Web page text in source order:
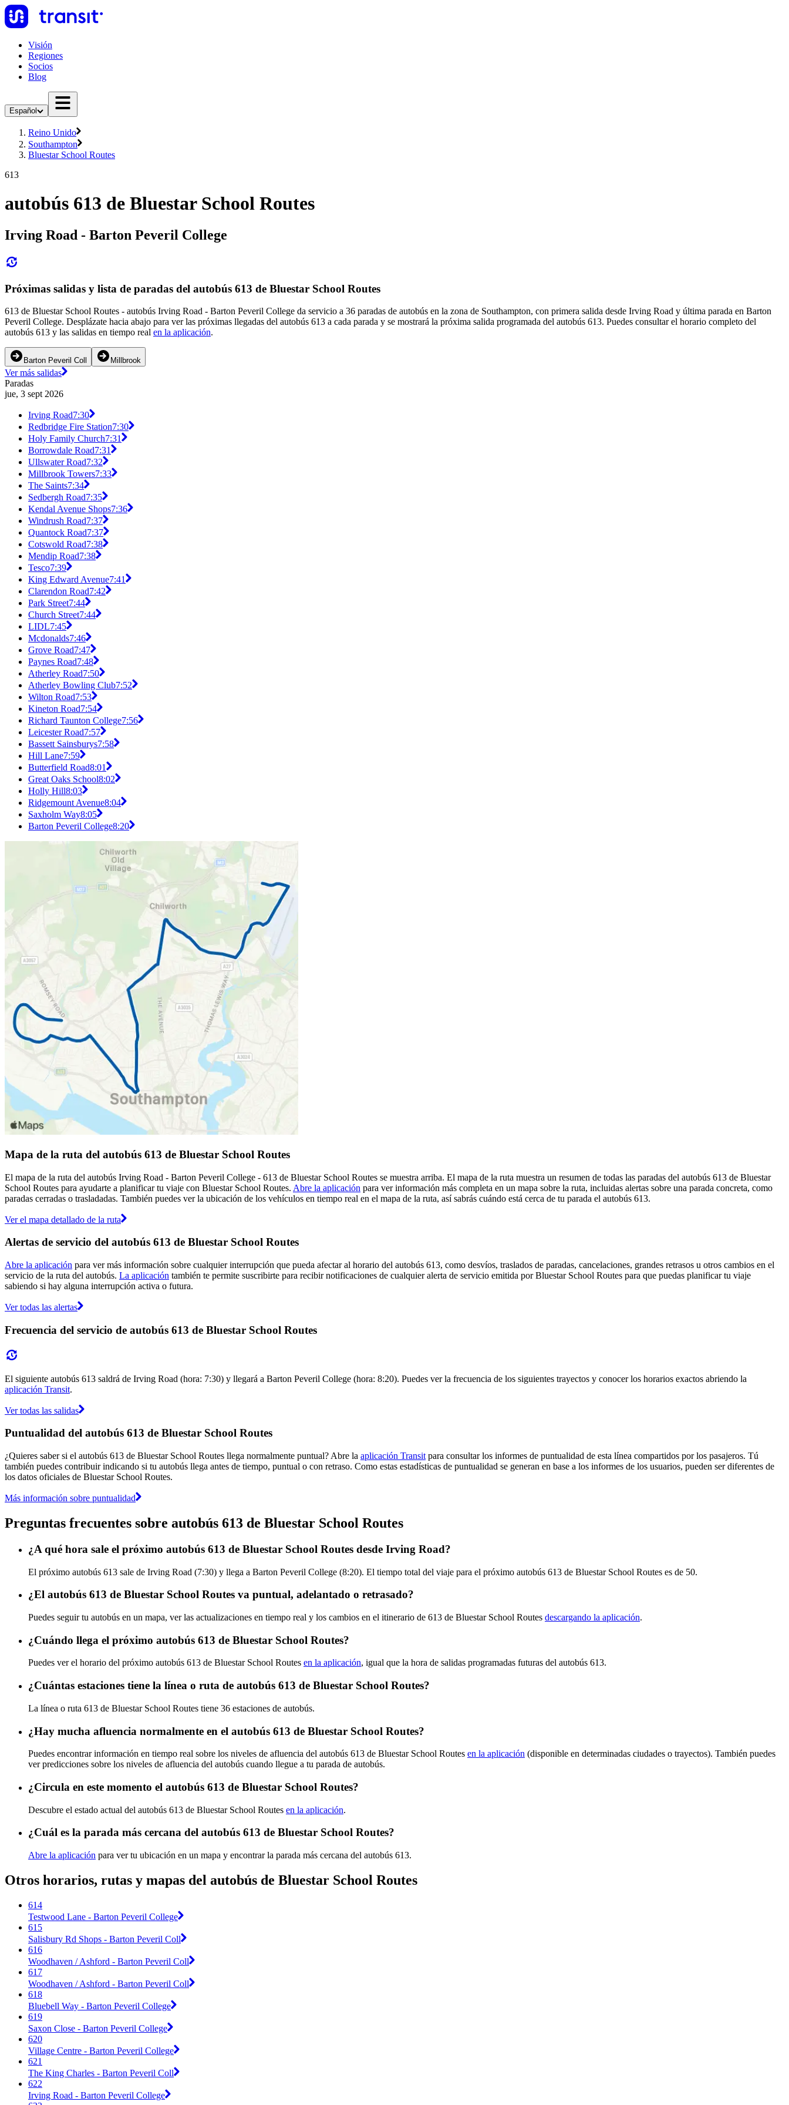
Visión
Regiones
Socios
Blog
Español
Reino Unido
Southampton
Bluestar School Routes
613
autobús 613 de Bluestar School Routes
Irving Road - Barton Peveril College
Próximas salidas y lista de paradas del autobús 613 de Bluestar School Routes
613 de Bluestar School Routes - autobús Irving Road - Barton Peveril College da servicio a 36 paradas de autobús en la zona de Southampton, con primera salida desde Irving Road y última parada en Barton
Peveril College. Desplázate hacia abajo para ver las próximas llegadas del autobús 613 a cada parada y se mostrará la próxima salida programada del autobús 613. Puedes consultar el horario completo del
autobús 613 y las salidas en tiempo real en la aplicación.
Barton Peveril Coll Millbrook
Ver más salidas
Paradas
jue, 3 sept 2026
Irving Road7:30
Redbridge Fire Station7:30
Holy Family Church7:31
Borrowdale Road7:31
Ullswater Road7:32
Millbrook Towers7:33
The Saints7:34
Sedbergh Road7:35
Kendal Avenue Shops7:36
Windrush Road7:37
Quantock Road7:37
Cotswold Road7:38
Mendip Road7:38
Tesco7:39
King Edward Avenue7:41
Clarendon Road7:42
Park Street7:44
Church Street7:44
LIDL7:45
Mcdonalds7:46
Grove Road7:47
Paynes Road7:48
Atherley Road7:50
Atherley Bowling Club7:52
Wilton Road7:53
Kineton Road7:54
Richard Taunton College7:56
Leicester Road7:57
Bassett Sainsburys7:58
Hill Lane7:59
Butterfield Road8:01
Great Oaks School8:02
Holly Hill8:03
Ridgemount Avenue8:04
Saxholm Way8:05
Barton Peveril College8:20
Mapa de la ruta del autobús 613 de Bluestar School Routes
El mapa de la ruta del autobús Irving Road - Barton Peveril College - 613 de Bluestar School Routes se muestra arriba. El mapa de la ruta muestra un resumen de todas las paradas del autobús 613 de Bluestar
School Routes para ayudarte a planificar tu viaje con Bluestar School Routes. Abre la aplicación para ver información más completa en un mapa sobre la ruta, incluidas alertas sobre una parada concreta, como
paradas cerradas o trasladadas. También puedes ver la ubicación de los vehículos en tiempo real en el mapa de la ruta, así sabrás cuándo está cerca de tu parada el autobús 613.
Ver el mapa detallado de la ruta
Alertas de servicio del autobús 613 de Bluestar School Routes
Abre la aplicación para ver más información sobre cualquier interrupción que pueda afectar al horario del autobús 613, como desvíos, traslados de paradas, cancelaciones, grandes retrasos u otros cambios en el
servicio de la ruta del autobús. La aplicación también te permite suscribirte para recibir notificaciones de cualquier alerta de servicio emitida por Bluestar School Routes para que puedas planificar tu viaje
sabiendo si hay alguna interrupción activa o futura.
Ver todas las alertas
Frecuencia del servicio de autobús 613 de Bluestar School Routes
El siguiente autobús 613 saldrá de Irving Road (hora: 7:30) y llegará a Barton Peveril College (hora: 8:20). Puedes ver la frecuencia de los siguientes trayectos y conocer los horarios exactos abriendo la
aplicación Transit.
Ver todas las salidas
Puntualidad del autobús 613 de Bluestar School Routes
¿Quieres saber si el autobús 613 de Bluestar School Routes llega normalmente puntual? Abre la aplicación Transit para consultar los informes de puntualidad de esta línea compartidos por los pasajeros. Tú
también puedes contribuir indicando si tu autobús llega antes de tiempo, puntual o con retraso. Como estas estadísticas de puntualidad se generan en base a los informes de los usuarios, pueden ser diferentes de
los datos oficiales de Bluestar School Routes.
Más información sobre puntualidad
Preguntas frecuentes sobre autobús 613 de Bluestar School Routes
¿A qué hora sale el próximo autobús 613 de Bluestar School Routes desde Irving Road?
El próximo autobús 613 sale de Irving Road (7:30) y llega a Barton Peveril College (8:20). El tiempo total del viaje para el próximo autobús 613 de Bluestar School Routes es de 50.
¿El autobús 613 de Bluestar School Routes va puntual, adelantado o retrasado?
Puedes seguir tu autobús en un mapa, ver las actualizaciones en tiempo real y los cambios en el itinerario de 613 de Bluestar School Routes descargando la aplicación.
¿Cuándo llega el próximo autobús 613 de Bluestar School Routes?
Puedes ver el horario del próximo autobús 613 de Bluestar School Routes en la aplicación, igual que la hora de salidas programadas futuras del autobús 613.
¿Cuántas estaciones tiene la línea o ruta de autobús 613 de Bluestar School Routes?
La línea o ruta 613 de Bluestar School Routes tiene 36 estaciones de autobús.
¿Hay mucha afluencia normalmente en el autobús 613 de Bluestar School Routes?
Puedes encontrar información en tiempo real sobre los niveles de afluencia del autobús 613 de Bluestar School Routes en la aplicación (disponible en determinadas ciudades o trayectos). También puedes
ver predicciones sobre los niveles de afluencia del autobús cuando llegue a tu parada de autobús.
¿Circula en este momento el autobús 613 de Bluestar School Routes?
Descubre el estado actual del autobús 613 de Bluestar School Routes en la aplicación.
¿Cuál es la parada más cercana del autobús 613 de Bluestar School Routes?
Abre la aplicación para ver tu ubicación en un mapa y encontrar la parada más cercana del autobús 613.
Otros horarios, rutas y mapas del autobús de Bluestar School Routes
614
Testwood Lane - Barton Peveril College
615
Salisbury Rd Shops - Barton Peveril Coll
616
Woodhaven / Ashford - Barton Peveril Coll
617
Woodhaven / Ashford - Barton Peveril Coll
618
Bluebell Way - Barton Peveril College
619
Saxon Close - Barton Peveril College
620
Village Centre - Barton Peveril College
621
The King Charles - Barton Peveril Coll
622
Irving Road - Barton Peveril College